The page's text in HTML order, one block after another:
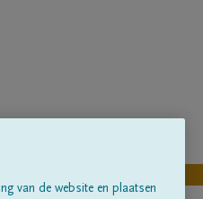
van de website en plaatsen